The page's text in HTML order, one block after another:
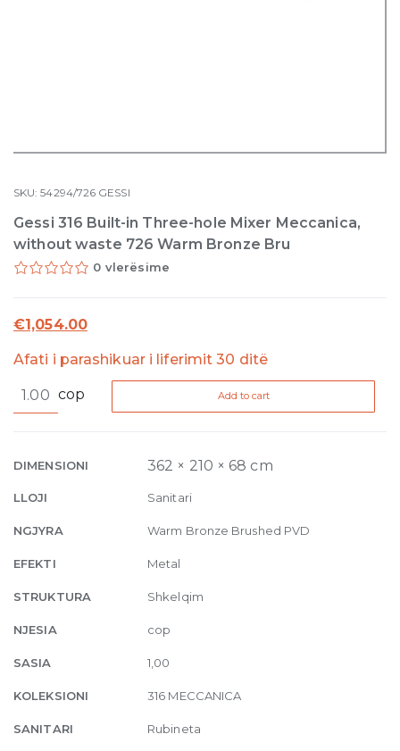
SKU:54294/726 GESSI
Gessi 316 Built-in Three-hole Mixer Meccanica,
without waste 726 Warm Bronze Bru
0 vlerësime
€1,054.00
Afati i parashikuar i liferimit 30 ditë
316
Three-
Mixer
Meccanica,
waste
726
Bronze
Bru
cop Add to cart
DIMENSIONI 362 × 210 × 68 cm
LLOJI Sanitari
NGJYRA Warm Bronze Brushed PVD
EFEKTI Metal
STRUKTURA Shkelqim
NJESIA cop
SASIA 1,00
KOLEKSIONI 316 MECCANICA
SANITARI Rubineta